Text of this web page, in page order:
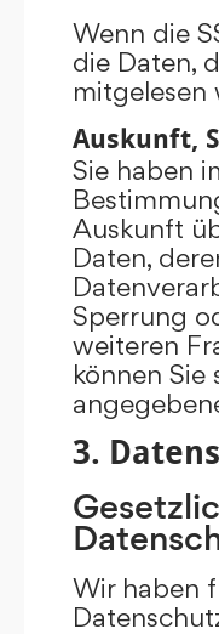
Wenn die
die Daten,
mitgelesen
Auskunft,
Sie haben
Auskunft
Daten,
Sperrung
weiteren
können
3.
Wir haben